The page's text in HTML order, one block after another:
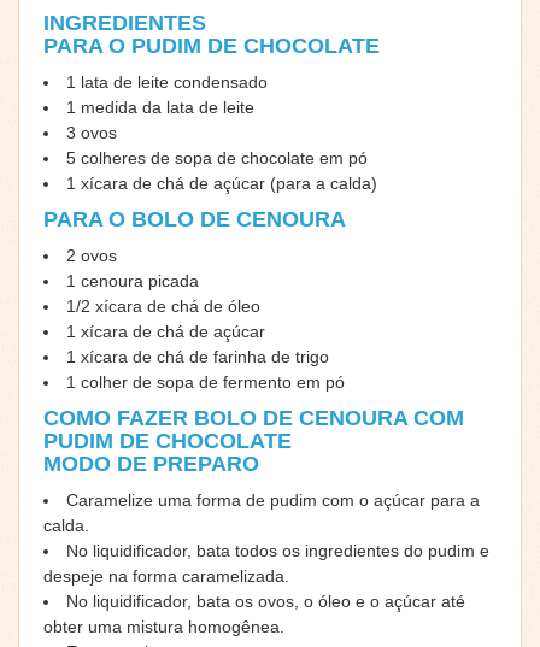
INGREDIENTES
PARA O PUDIM DE CHOCOLATE
1 lata de leite condensado
1 medida da lata de leite
3 ovos
5 colheres de sopa de chocolate em pó
1 xícara de chá de açúcar (para a calda)
PARA O BOLO DE CENOURA
2 ovos
1 cenoura picada
1/2 xícara de chá de óleo
1 xícara de chá de açúcar
1 xícara de chá de farinha de trigo
1 colher de sopa de fermento em pó
COMO FAZER BOLO DE CENOURA COM
PUDIM DE CHOCOLATE
MODO DE PREPARO
Caramelize uma forma de pudim com o açúcar para a
calda.
No liquidificador, bata todos os ingredientes do pudim e
despeje na forma caramelizada.
No liquidificador, bata os ovos, o óleo e o açúcar até
obter uma mistura homogênea.